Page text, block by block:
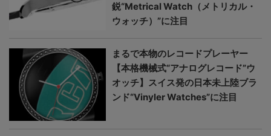
鋭“Metrical Watch（メトリカル・
ウォッチ）”に注目
まるで本物のレコードプレーヤー
【本格機械式“アナログレコード”ウ
オッチ】スイス発の日本未上陸ブラ
ンド“Vinyler Watches”に注目